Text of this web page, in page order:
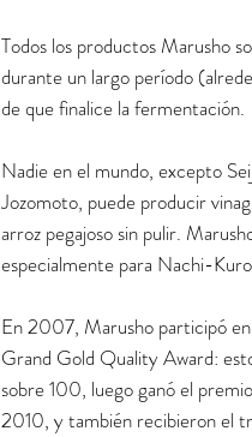
Todos los productos Marusho
durante un largo período
de que finalice la fermentación.
Nadie en el mundo, excepto
Jozomoto, puede producir
arroz pegajoso sin pulir.
especialmente para Nachi-
En 2007, Marusho participó
Grand Gold Quality Award:
sobre 100, luego ganó el
2010, y también recibieron el